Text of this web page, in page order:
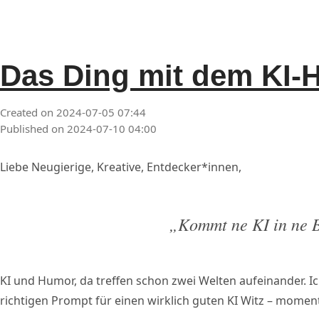
Das Ding mit dem KI-
Created on 2024-07-05 07:44
Published on 2024-07-10 04:00
Liebe Neugierige, Kreative, Entdecker*innen,
„Kommt ne KI in ne
KI und Humor, da treffen schon zwei Welten aufeinander.
richtigen Prompt für einen wirklich guten KI Witz –